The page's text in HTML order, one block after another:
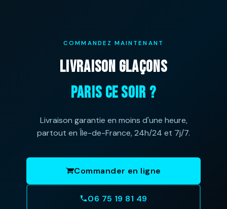
COMMANDEZ MAINTENANT
LIVRAISON GLAÇONS
PARIS CE SOIR ?
Livraison garantie en moins d'une heure,
partout en Île-de-France, 24h/24 et 7j/7.
Commander en ligne
06 75 19 81 49